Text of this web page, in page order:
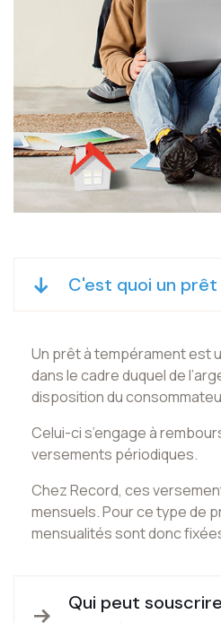
C'est quoi un
Un prêt à tempérament est
dans le cadre duquel de
disposition du
Celui-ci s’engage à
versements périodiques.
Chez Record, ces
mensuels. Pour ce type de
mensualités sont donc
Qui peut